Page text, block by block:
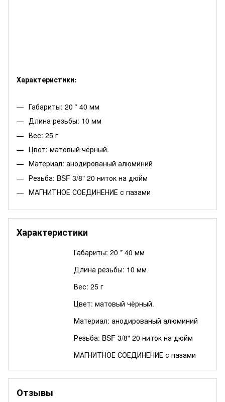
Характеристики:
Габариты: 20 * 40 мм
Длина резьбы: 10 мм
Вес: 25 г
Цвет: матовый чёрный.
Материал: анодированый алюминий
Резьба: BSF 3/8" 20 ниток на дюйм
МАГНИТНОЕ СОЕДИНЕНИЕ с пазами
Характеристики
Габариты: 20 * 40 мм
Длина резьбы: 10 мм
Вес: 25 г
Цвет: матовый чёрный.
Материал: анодированый алюминий
Резьба: BSF 3/8" 20 ниток на дюйм
МАГНИТНОЕ СОЕДИНЕНИЕ с пазами
Отзывы